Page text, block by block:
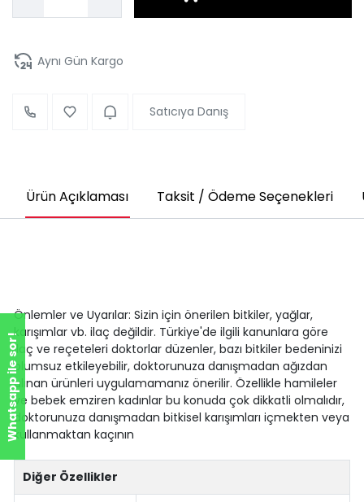
Aynı Gün Kargo
Satıcıya Danış
Ürün Açıklaması Taksit / Ödeme Seçenekleri
Önlemler ve Uyarılar: Sizin için önerilen bitkiler, yağlar,
karışımlar vb. ilaç değildir. Türkiye'de ilgili kanunlara göre
ilaç ve reçeteleri doktorlar düzenler, bazı bitkiler bedeninizi
olumsuz etkileyebilir, doktorunuza danışmadan ağızdan
alınan ürünleri uygulamamanız önerilir. Özellikle hamileler
ve bebek emziren kadınlar bu konuda çok dikkatli olmalıdır,
doktorunuza danışmadan bitkisel karışımları içmekten veya
kullanmaktan kaçının
Diğer Özellikler
Whatsapp ile sor!